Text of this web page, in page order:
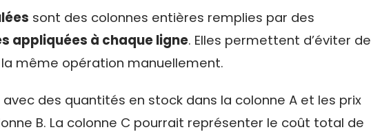
sont des colonnes entières remplies par des
appliquées à chaque ligne. Elles permettent d’éviter de
même opération manuellement.
des quantités en stock dans la colonne A et les prix
B. La colonne C pourrait représenter le coût total de